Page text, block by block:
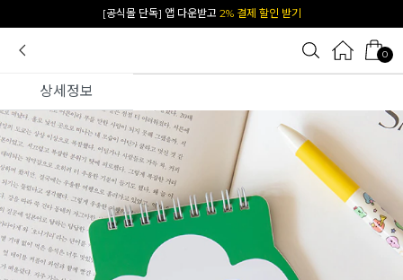
[공식몰 단독] 앱 다운받고 2% 결제 할인 받기
0
상세정보